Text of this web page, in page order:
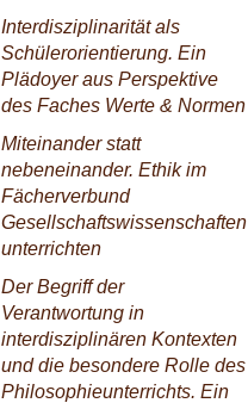
Interdisziplinarität als
Schülerorientierung. Ein
Plädoyer aus Perspektive
des Faches Werte & Normen
Miteinander statt
nebeneinander. Ethik im
Fächerverbund
Gesellschaftswissenschaften
unterrichten
Der Begriff der
Verantwortung in
interdisziplinären Kontexten
und die besondere Rolle des
Philosophieunterrichts. Ein